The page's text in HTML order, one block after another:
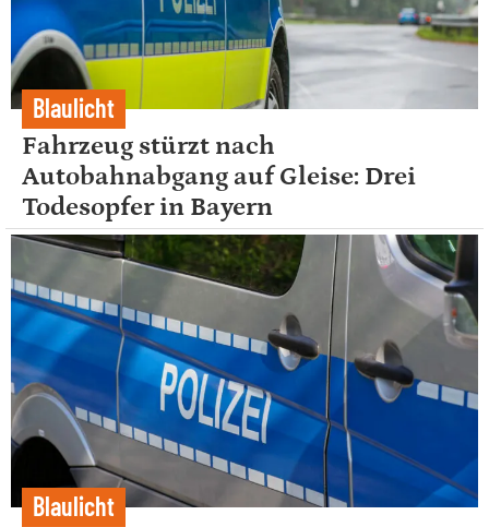
Blaulicht
Fahrzeug stürzt nach
Autobahnabgang auf Gleise: Drei
Todesopfer in Bayern
Blaulicht